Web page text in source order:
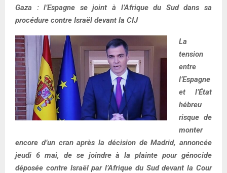
Gaza : l’Espagne se joint à l’Afrique du Sud dans sa
procédure contre Israël devant la CIJ
La
tension
entre
l’Espagne
et l’État
hébreu
risque de
monter
encore d’un cran après la décision de Madrid, annoncée
jeudi 6 mai, de se joindre à la plainte pour génocide
déposée contre Israël par l’Afrique du Sud devant la Cour